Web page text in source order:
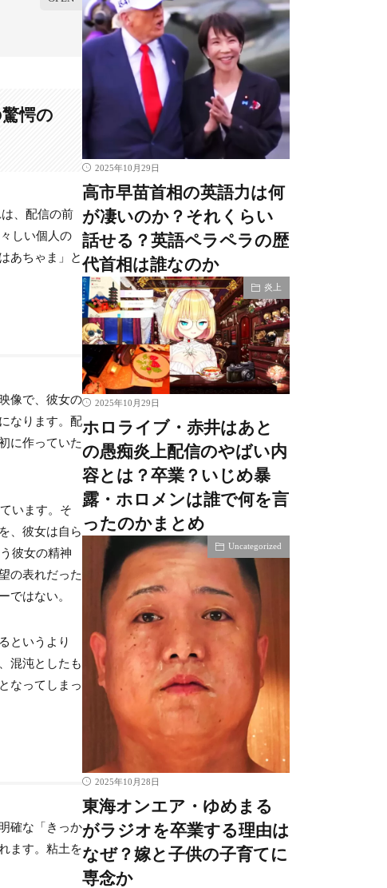
愕の
、配信の前
しい個人の
あちゃま」と
像で、彼女の
なります。配
に作っていた
います。そ
、彼女は自ら
彼女の精神
の表れだった
ではない。
というより
混沌としたも
なってしまっ
確な「きっか
ます。粘土を
2025年10月29日
高市早苗首相の英語力は何
が凄いのか？それくらい
話せる？英語ペラペラの歴
代首相は誰なのか
炎上
2025年10月29日
ホロライブ・赤井はあと
の愚痴炎上配信のやばい内
容とは？卒業？いじめ暴
露・ホロメンは誰で何を言
ったのかまとめ
Uncategorized
2025年10月28日
東海オンエア・ゆめまる
がラジオを卒業する理由は
なぜ？嫁と子供の子育てに
専念か